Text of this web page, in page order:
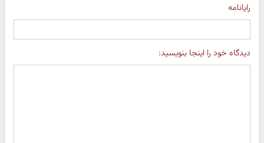
رایانامه
دیدگاه خود را اینجا بنویسید: